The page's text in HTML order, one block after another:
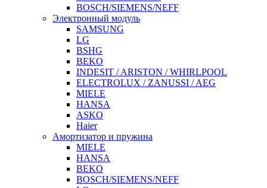
BOSCH/SIEMENS/NEFF
Электронный модуль
SAMSUNG
LG
BSHG
BEKO
INDESIT / ARISTON / WHIRLPOOL
ELECTROLUX / ZANUSSI / AEG
MIELE
HANSA
ASKO
Haier
Амортизатор и пружина
MIELE
HANSA
BEKO
BOSCH/SIEMENS/NEFF